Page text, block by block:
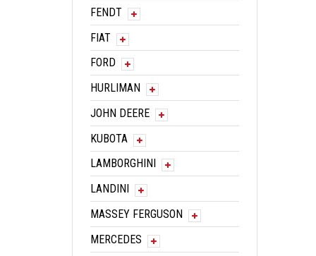
FENDT
FIAT
FORD
HURLIMAN
JOHN DEERE
KUBOTA
LAMBORGHINI
LANDINI
MASSEY FERGUSON
MERCEDES